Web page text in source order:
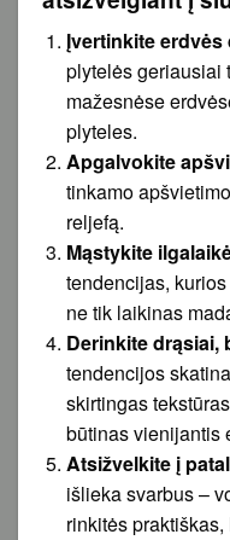
Įvertinkite erdvės
plytelės geriausiai
mažesnėse
plyteles.
Apgalvokite
tinkamo
reljefą.
Mąstykite
tendencijas,
ne tik laikinas
Derinkite drąsiai,
tendencijos
skirtingas
būtinas vienijantis
Atsižvelkite į
išlieka svarbus –
rinkitės